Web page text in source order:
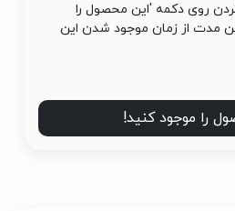
روی دکمه 'این محصول را
مدت از زمان موجود شدن این
را موجود کنید!